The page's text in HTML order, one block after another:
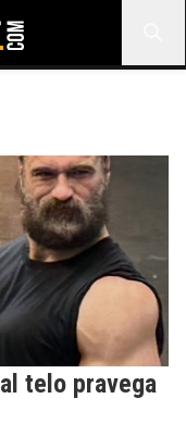
telo pravega